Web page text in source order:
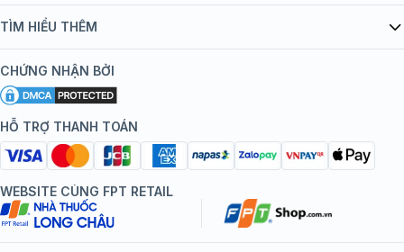
bán hàng
Chính sách nội dung
Chính sách bảo mật
Chính sách bảo mật dữ liệu cá nhân
Chính sách thanh toán
Chính sách đổi trả gói, mũi tiêm tại trung tâm tiêm chủng
FPT Long Châu
Danh mục vắc xin
Đội ngũ bác sĩ, chuyên gia
Hệ thống trung tâm tiêm chủng
TÌM HIỂU THÊM
Khuyến mãi
Tôi nên tiêm gì?
Tiêm chủng đi nước ngoài
CHỨNG NHẬN BỞI
HỖ TRỢ THANH TOÁN
WEBSITE CÙNG FPT RETAIL